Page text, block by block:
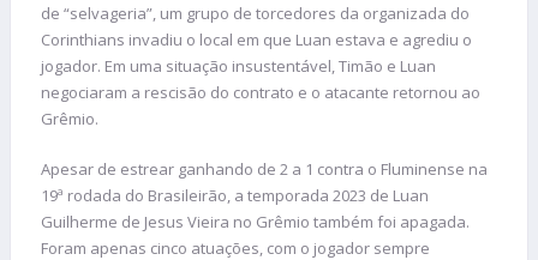
de “selvageria”, um grupo de torcedores da organizada do
Corinthians invadiu o local em que Luan estava e agrediu o
jogador. Em uma situação insustentável, Timão e Luan
negociaram a rescisão do contrato e o atacante retornou ao
Grêmio.
Apesar de estrear ganhando de 2 a 1 contra o Fluminense na
19ª rodada do Brasileirão, a temporada 2023 de Luan
Guilherme de Jesus Vieira no Grêmio também foi apagada.
Foram apenas cinco atuações, com o jogador sempre